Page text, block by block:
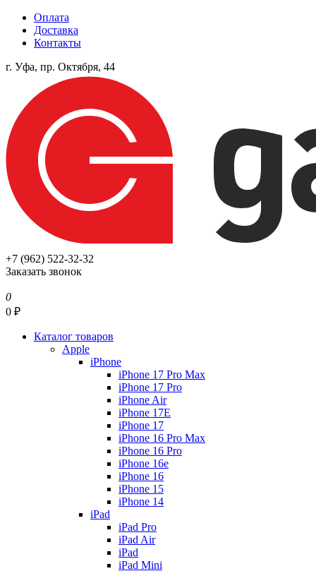
Оплата
Доставка
Контакты
г. Уфа, пр. Октября, 44
+7 (962) 522-32-32
Заказать звонок
0
0 ₽
Каталог товаров
Apple
iPhone
iPhone 17 Pro Max
iPhone 17 Pro
iPhone Air
iPhone 17E
iPhone 17
iPhone 16 Pro Max
iPhone 16 Pro
iPhone 16e
iPhone 16
iPhone 15
iPhone 14
iPad
iPad Pro
iPad Air
iPad
iPad Mini